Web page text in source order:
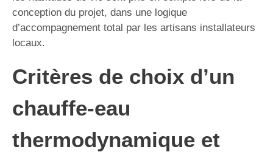
conception du projet, dans une logique
d’accompagnement total par les artisans installateurs
locaux.
Critères de choix d’un
chauffe-eau
thermodynamique et